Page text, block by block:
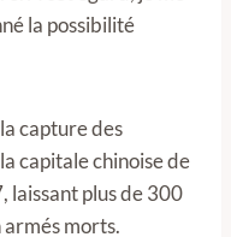
la possibilité
capture des
capitale chinoise de
laissant plus de 300
morts.